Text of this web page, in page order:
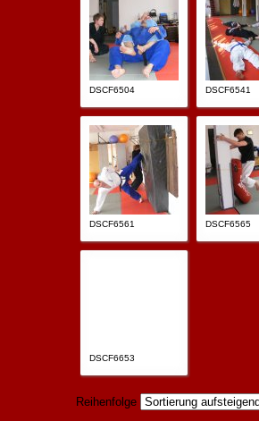
DSCF6504 DSCF6541
DSCF6561 DSCF6565
DSCF6653
Reihenfolge